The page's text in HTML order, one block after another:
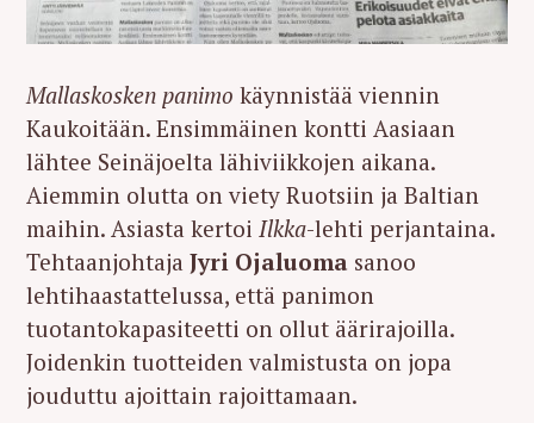
Mallaskosken panimo käynnistää viennin
Kaukoitään. Ensimmäinen kontti Aasiaan
lähtee Seinäjoelta lähiviikkojen aikana.
Aiemmin olutta on viety Ruotsiin ja Baltian
maihin. Asiasta kertoi Ilkka-lehti perjantaina.
Tehtaanjohtaja Jyri Ojaluoma sanoo
lehtihaastattelussa, että panimon
tuotantokapasiteetti on ollut äärirajoilla.
Joidenkin tuotteiden valmistusta on jopa
jouduttu ajoittain rajoittamaan.